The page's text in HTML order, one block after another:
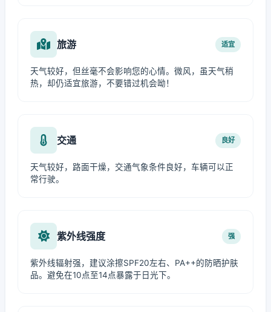
旅游 适宜
天气较好，但丝毫不会影响您的心情。微风，虽天气稍
热，却仍适宜旅游，不要错过机会呦！
交通 良好
天气较好，路面干燥，交通气象条件良好，车辆可以正
常行驶。
紫外线强度 强
紫外线辐射强，建议涂擦SPF20左右、PA++的防晒护肤
品。避免在10点至14点暴露于日光下。